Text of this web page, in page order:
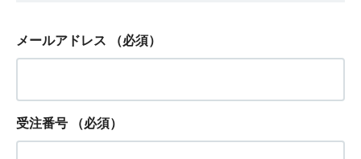
メールアドレス （必須）
受注番号 （必須）